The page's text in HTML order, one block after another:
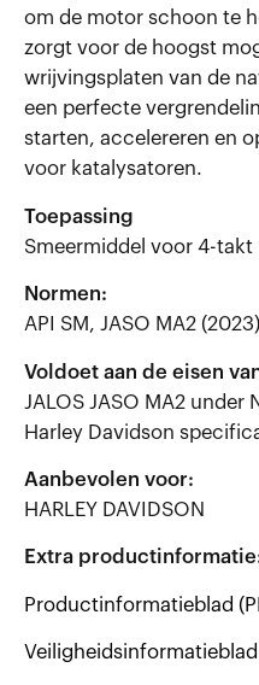
om de motor schoon te
zorgt voor de hoogst
wrijvingsplaten van de
een perfecte
starten, accelereren en
voor katalysatoren.
Toepassing
Smeermiddel voor 4-
Normen:
API SM, JASO MA2 (2023)
Voldoet aan de eisen
JALOS JASO MA2 under
Harley Davidson
Aanbevolen voor:
HARLEY DAVIDSON
Extra
Productinformatieblad
Veiligheidsinformatieblad